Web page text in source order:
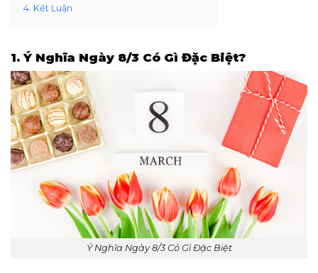
4. Kết Luận
1. Ý Nghĩa Ngày 8/3 Có Gì Đặc Biệt?
Ý Nghĩa Ngày 8/3 Có Gì Đặc Biệt